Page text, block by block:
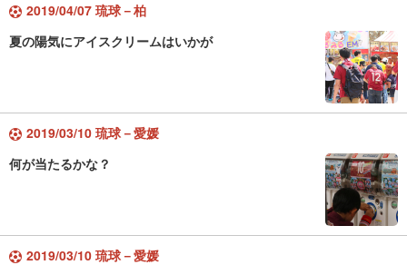
2019/04/07 琉球－柏
夏の陽気にアイスクリームはいかが
2019/03/10 琉球－愛媛
何が当たるかな？
2019/03/10 琉球－愛媛